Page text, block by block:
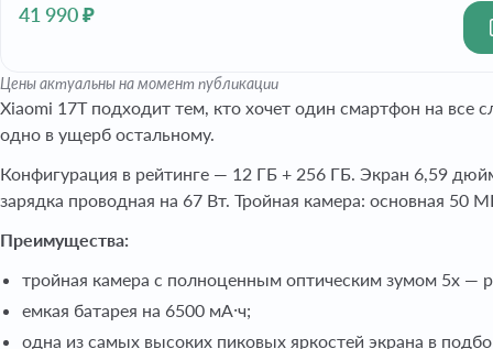
41 990 ₽
Цены актуальны на момент публикации
Xiaomi 17T подходит тем, кто хочет один смартфон на все
одно в ущерб остальному.
Конфигурация в рейтинге — 12 ГБ + 256 ГБ. Экран 6,59
зарядка проводная на 67 Вт. Тройная камера: основная
Преимущества:
тройная камера с полноценным оптическим зумом 5x —
емкая батарея на 6500 мА·ч;
одна из самых высоких пиковых яркостей экрана в